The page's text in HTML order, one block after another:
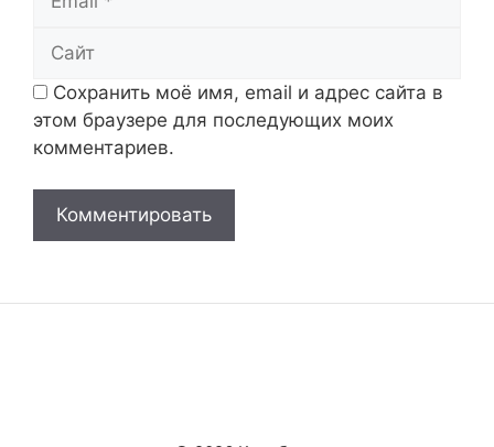
Сохранить моё имя, email и адрес сайта в
этом браузере для последующих моих
комментариев.